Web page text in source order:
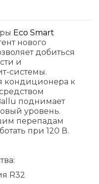
Eco Smart
нового
добиться
и
системы.
кондиционера к
поднимает
уровень.
перепадам
при 120 В.
R32